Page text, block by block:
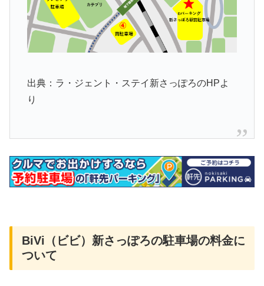
出典：ラ・ジェント・ステイ新さっぽろのHPよ
り
BiVi（ビビ）新さっぽろの駐車場の料金に
ついて